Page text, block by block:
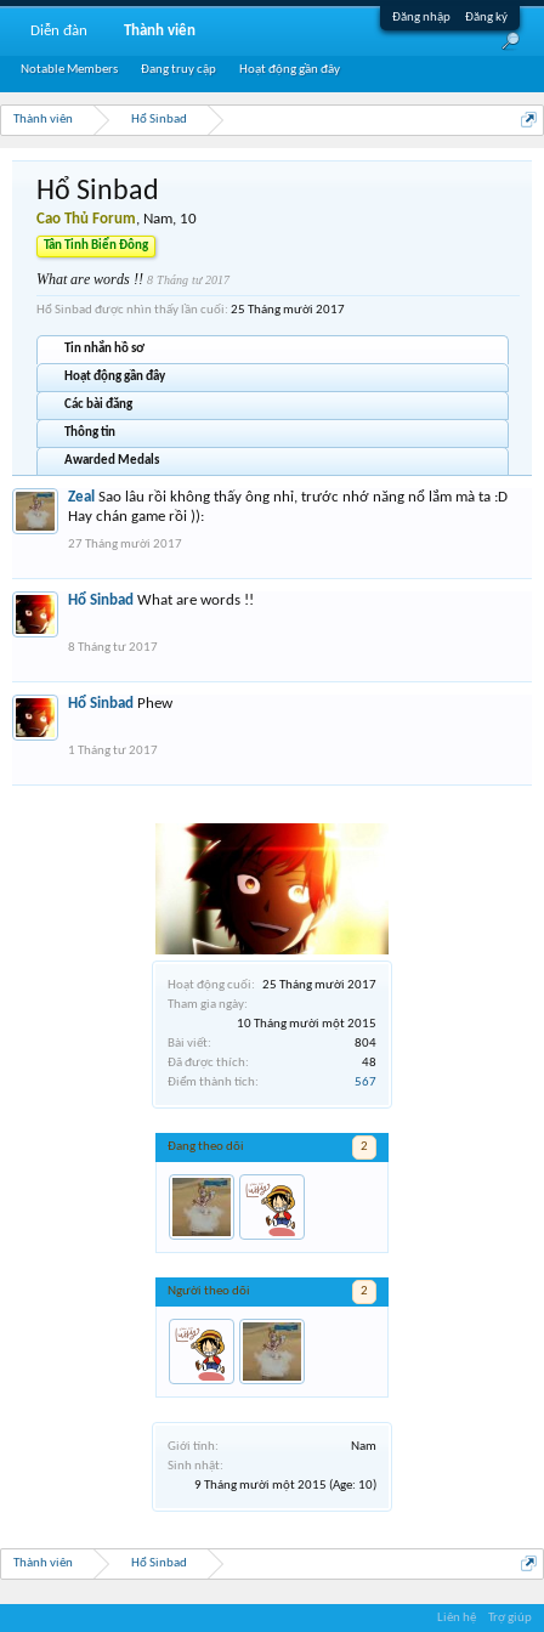
Đăng nhập Đăng ký
Thành viên Hổ Sinbad
Hoạt động cuối:
25 Tháng mười 2017
Tham gia ngày:
10 Tháng mười một 2015
Bài viết:
804
Đã được thích:
48
Điểm thành tích:
567
Đang theo dõi 2
Người theo dõi 2
Giới tính:
Nam
Sinh nhật:
9 Tháng mười một 2015 (Age: 10)
Hổ Sinbad
Cao Thủ Forum, Nam, 10
Tân Tinh Biển Đông
What are words !! 8 Tháng tư 2017
Hổ Sinbad được nhìn thấy lần cuối: 25 Tháng mười 2017
Tin nhắn hồ sơ
Hoạt động gần đây
Các bài đăng
Thông tin
Awarded Medals
Zeal Sao lâu rồi không thấy ông nhỉ, trước nhớ năng nổ lắm mà ta :D
Hay chán game rồi )):
27 Tháng mười 2017
Hổ Sinbad What are words !!
8 Tháng tư 2017
Hổ Sinbad Phew
1 Tháng tư 2017
Thành viên Hổ Sinbad
Diễn đàn Thành viên
Notable Members Đang truy cập Hoạt động gần đây
Liên hệ Trợ giúp